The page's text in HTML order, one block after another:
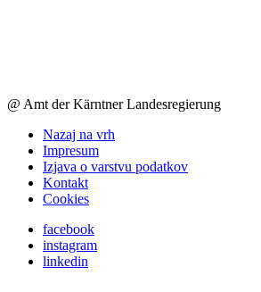
@ Amt der Kärntner Landesregierung
Nazaj na vrh
Impresum
Izjava o varstvu podatkov
Kontakt
Cookies
facebook
instagram
linkedin